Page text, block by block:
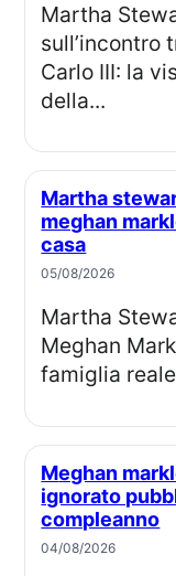
Martha Stewart svela dettagli
sull’incontro
Carlo III: la
della...
Martha stewart stronca il tentativo di
meghan
casa
05/08/2026
Martha Stewart commenta il percorso di
Meghan
famiglia
Meghan markle, perché la famiglia reale ha
ignorato
compleanno
04/08/2026